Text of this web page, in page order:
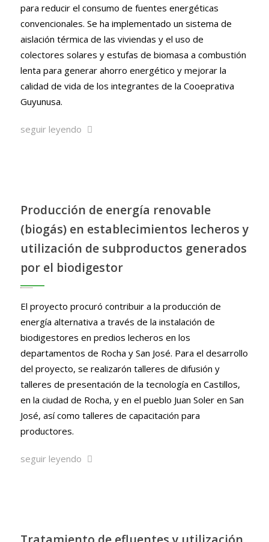
para reducir el consumo de fuentes energéticas
convencionales. Se ha implementado un sistema de
aislación térmica de las viviendas y el uso de
colectores solares y estufas de biomasa a combustión
lenta para generar ahorro energético y mejorar la
calidad de vida de los integrantes de la Cooeprativa
Guyunusa.
seguir leyendo
Producción de energía renovable
(biogás) en establecimientos lecheros y
utilización de subproductos generados
por el biodigestor
El proyecto procuró contribuir a la producción de
energía alternativa a través de la instalación de
biodigestores en predios lecheros en los
departamentos de Rocha y San José. Para el desarrollo
del proyecto, se realizarón talleres de difusión y
talleres de presentación de la tecnología en Castillos,
en la ciudad de Rocha, y en el pueblo Juan Soler en San
José, así como talleres de capacitación para
productores.
seguir leyendo